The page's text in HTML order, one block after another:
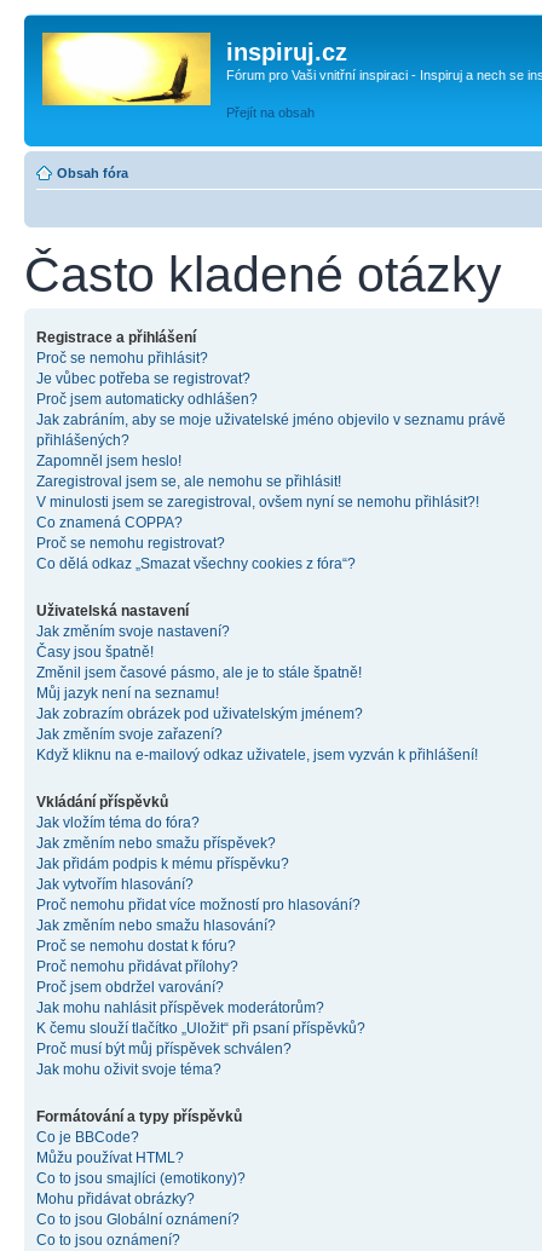
inspiruj.cz
Fórum pro Vaši vnitřní inspiraci - Inspiruj a nech se
Přejít na obsah
Obsah fóra
Často kladené otázky
Registrace a přihlášení
Proč se nemohu přihlásit?
Je vůbec potřeba se registrovat?
Proč jsem automaticky odhlášen?
Jak zabráním, aby se moje uživatelské jméno objevilo v seznamu právě
přihlášených?
Zapomněl jsem heslo!
Zaregistroval jsem se, ale nemohu se přihlásit!
V minulosti jsem se zaregistroval, ovšem nyní se nemohu přihlásit?!
Co znamená COPPA?
Proč se nemohu registrovat?
Co dělá odkaz „Smazat všechny cookies z fóra“?
Uživatelská nastavení
Jak změním svoje nastavení?
Časy jsou špatně!
Změnil jsem časové pásmo, ale je to stále špatně!
Můj jazyk není na seznamu!
Jak zobrazím obrázek pod uživatelským jménem?
Jak změním svoje zařazení?
Když kliknu na e-mailový odkaz uživatele, jsem vyzván k přihlášení!
Vkládání příspěvků
Jak vložím téma do fóra?
Jak změním nebo smažu příspěvek?
Jak přidám podpis k mému příspěvku?
Jak vytvořím hlasování?
Proč nemohu přidat více možností pro hlasování?
Jak změním nebo smažu hlasování?
Proč se nemohu dostat k fóru?
Proč nemohu přidávat přílohy?
Proč jsem obdržel varování?
Jak mohu nahlásit příspěvek moderátorům?
K čemu slouží tlačítko „Uložit“ při psaní příspěvků?
Proč musí být můj příspěvek schválen?
Jak mohu oživit svoje téma?
Formátování a typy příspěvků
Co je BBCode?
Můžu používat HTML?
Co to jsou smajlíci (emotikony)?
Mohu přidávat obrázky?
Co to jsou Globální oznámení?
Co to jsou oznámení?